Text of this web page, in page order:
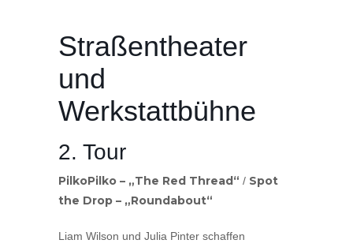
Straßentheater
und
Werkstattbühne
2. Tour
PilkoPilko – „The Red Thread“ / Spot
the Drop – „Roundabout“
Liam Wilson und Julia Pinter schaffen